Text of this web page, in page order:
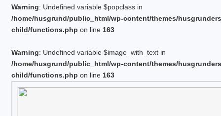
Warning: Undefined variable $popclass in
/home/husgrund/public_html/wp-content/themes/
child/functions.php on line 163
Warning: Undefined variable $image_with_text in
/home/husgrund/public_html/wp-content/themes/
child/functions.php on line 163